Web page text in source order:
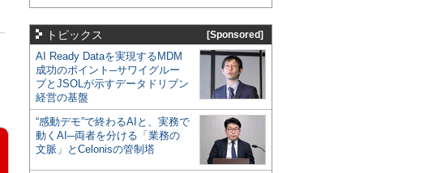
トピックス [Sponsored]
AI Ready Dataを実現するMDM
成功のポイント─サワイグルー
プとJSOLが示すデータドリブン
経営の基盤
“感動デモ”で終わるAIと、実務で
動くAI─両者を分ける「業務の
文脈」とCelonisの管制塔